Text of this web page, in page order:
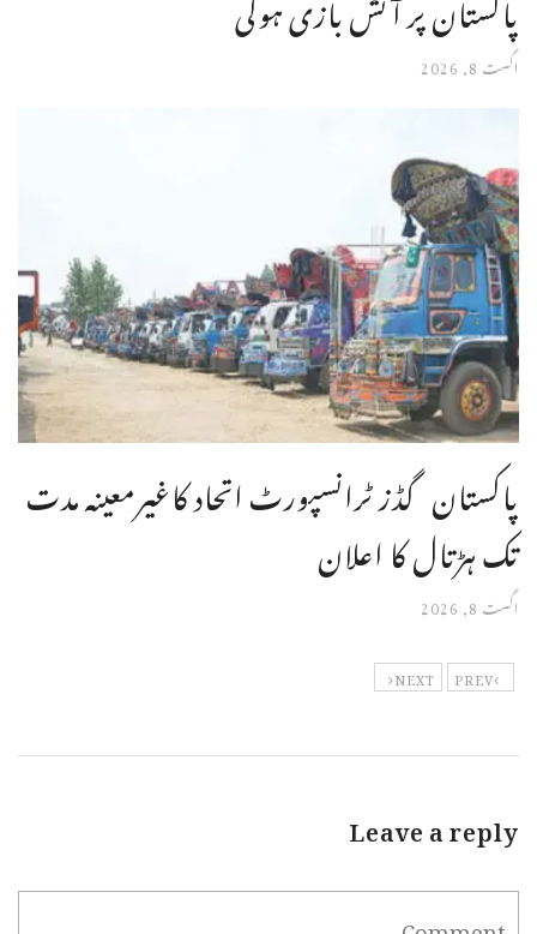
اگست 8, 2026
پاکستان گڈز ٹرانسپورٹ اتحاد کاغیرمعینہ مدت
تک ہڑتال کا اعلان
اگست 8, 2026
PREV
NEXT
Leave a reply